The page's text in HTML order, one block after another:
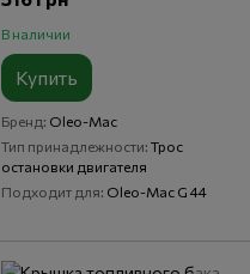
В наличии
Купить
Бренд Oleo-Mac
Тип принадлежности Трос
остановки двигателя
Подходит для Oleo-Mac G 44